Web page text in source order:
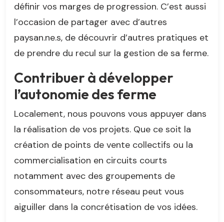
définir vos marges de progression. C’est aussi
l’occasion de partager avec d’autres
paysan.ne.s, de découvrir d’autres pratiques et
de prendre du recul sur la gestion de sa ferme.
Contribuer à développer
l’autonomie des ferme
Localement, nous pouvons vous appuyer dans
la réalisation de vos projets. Que ce soit la
création de points de vente collectifs ou la
commercialisation en circuits courts
notamment avec des groupements de
consommateurs, notre réseau peut vous
aiguiller dans la concrétisation de vos idées.